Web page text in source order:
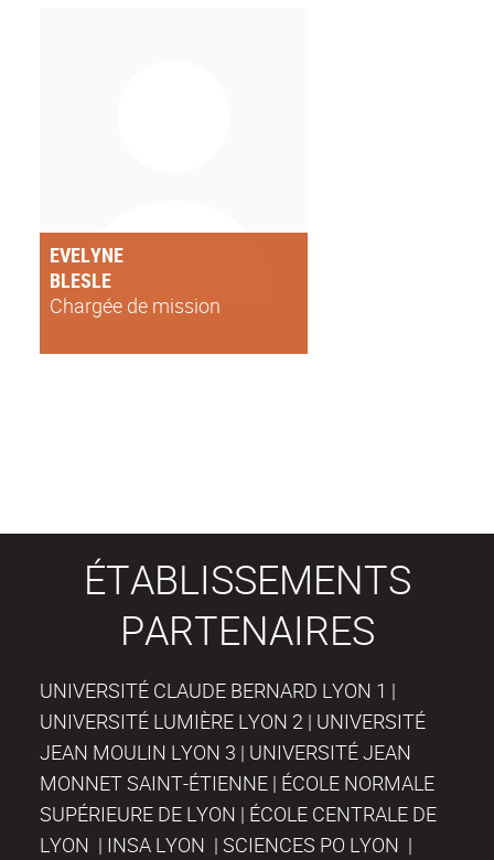
EVELYNE
BLESLE
Chargée de mission
ÉTABLISSEMENTS
PARTENAIRES
UNIVERSITÉ CLAUDE BERNARD LYON 1 |
UNIVERSITÉ LUMIÈRE LYON 2 | UNIVERSITÉ
JEAN MOULIN LYON 3 | UNIVERSITÉ JEAN
MONNET SAINT-ÉTIENNE | ÉCOLE NORMALE
SUPÉRIEURE DE LYON | ÉCOLE CENTRALE DE
LYON | INSA LYON | SCIENCES PO LYON |